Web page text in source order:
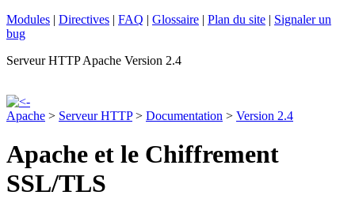
Modules | Directives | FAQ | Glossaire | Plan du site | Signaler un
bug
Serveur HTTP Apache Version 2.4
Apache > Serveur HTTP> Documentation > Version 2.4
Apache et le Chiffrement
SSL/TLS